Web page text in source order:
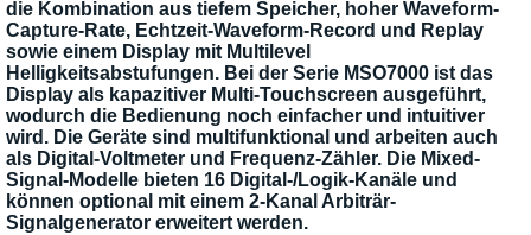
die Kombination aus tiefem Speicher, hoher Waveform-
Capture-Rate, Echtzeit-Waveform-Record und Replay
sowie einem Display mit Multilevel
Helligkeitsabstufungen. Bei der Serie MSO7000 ist das
Display als kapazitiver Multi-Touchscreen ausgeführt,
wodurch die Bedienung noch einfacher und intuitiver
wird. Die Geräte sind multifunktional und arbeiten auch
als Digital-Voltmeter und Frequenz-Zähler. Die Mixed-
Signal-Modelle bieten 16 Digital-/Logik-Kanäle und
können optional mit einem 2-Kanal Arbiträr-
Signalgenerator erweitert werden.